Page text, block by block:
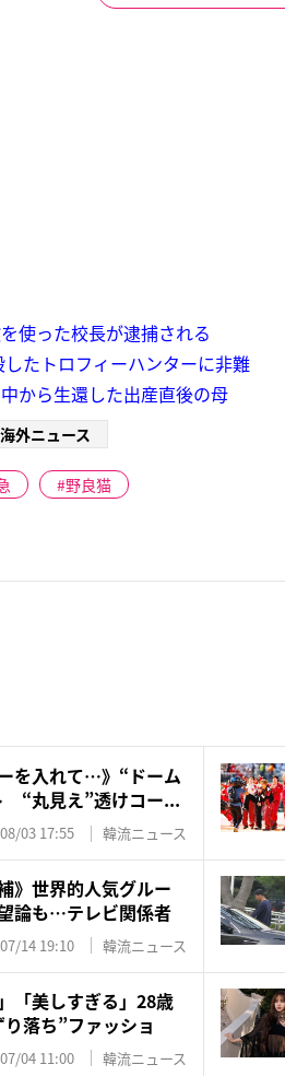
使った校長が逮捕される
たトロフィーハンターに非難
から生還した出産直後の母
海外ニュース
野良猫
を入れて…》“ドーム
“丸見え”透けコー...
03 17:55 韓流ニュース
》世界的人気グルー
論も…テレビ関係者
14 19:10 韓流ニュース
「美しすぎる」28歳
落ち”ファッショ
04 11:00 韓流ニュース